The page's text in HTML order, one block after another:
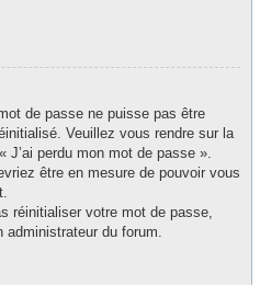
de passe ne puisse pas être
Veuillez vous rendre sur la
perdu mon mot de passe ».
être en mesure de pouvoir vous
réinitialiser votre mot de passe,
du forum.